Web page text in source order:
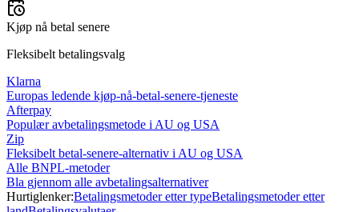
Kjøp nå betal senere
Fleksibelt betalingsvalg
Klarna
Europas ledende kjøp-nå-betal-senere-tjeneste
Afterpay
Populær avbetalingsmetode i AU og USA
Zip
Fleksibelt betal-senere-alternativ i AU og USA
Alle BNPL-metoder
Bla gjennom alle avbetalingsalternativer
Hurtiglenker:Betalingsmetoder etter typeBetalingsmetoder etter